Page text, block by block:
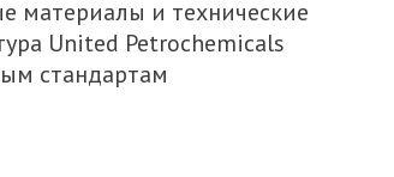
материалы и технические
United Petrochemicals
стандартам